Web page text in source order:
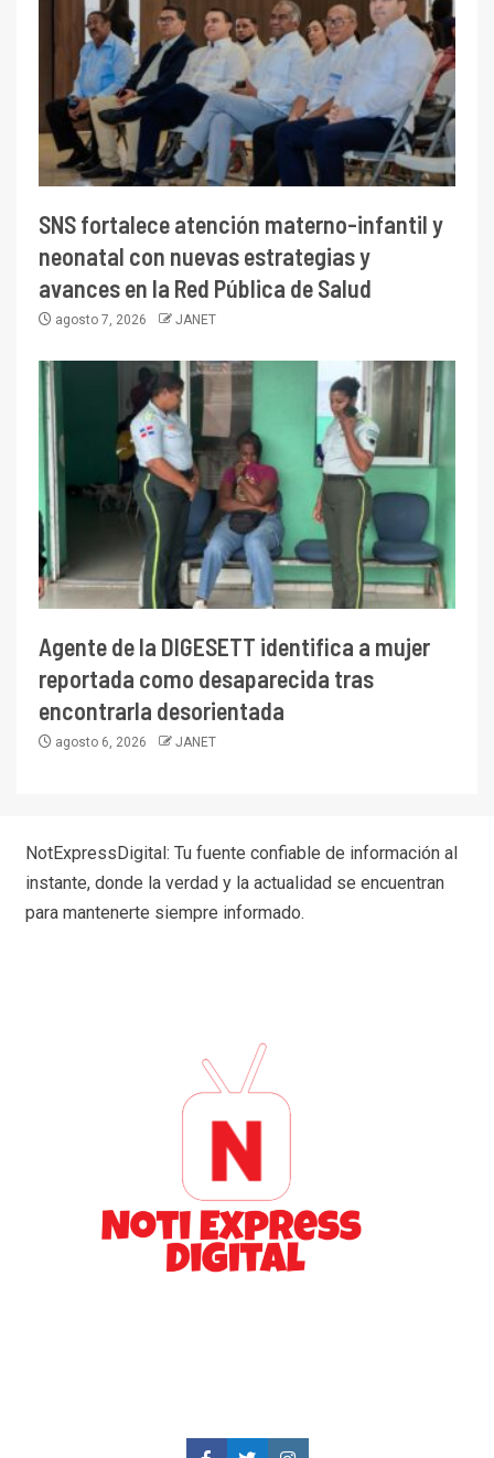
SNS fortalece atención materno-infantil y
neonatal con nuevas estrategias y
avances en la Red Pública de Salud
agosto 7, 2026 JANET
Agente de la DIGESETT identifica a mujer
reportada como desaparecida tras
encontrarla desorientada
agosto 6, 2026 JANET
NotExpressDigital: Tu fuente confiable de información al
instante, donde la verdad y la actualidad se encuentran
para mantenerte siempre informado.